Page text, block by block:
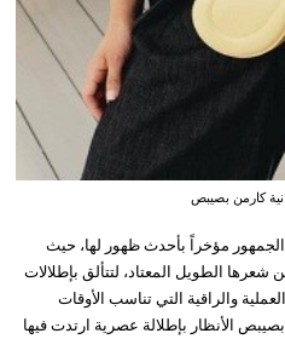
كارمن بصيبص
الجمهور مؤخراً بأحدث ظهور لها، حيث
الطويل المعتاد، لتتألق بإطلالات
والراقية التي تناسب الأوقات
الأنظار بإطلالة عصرية ارتدت فيها